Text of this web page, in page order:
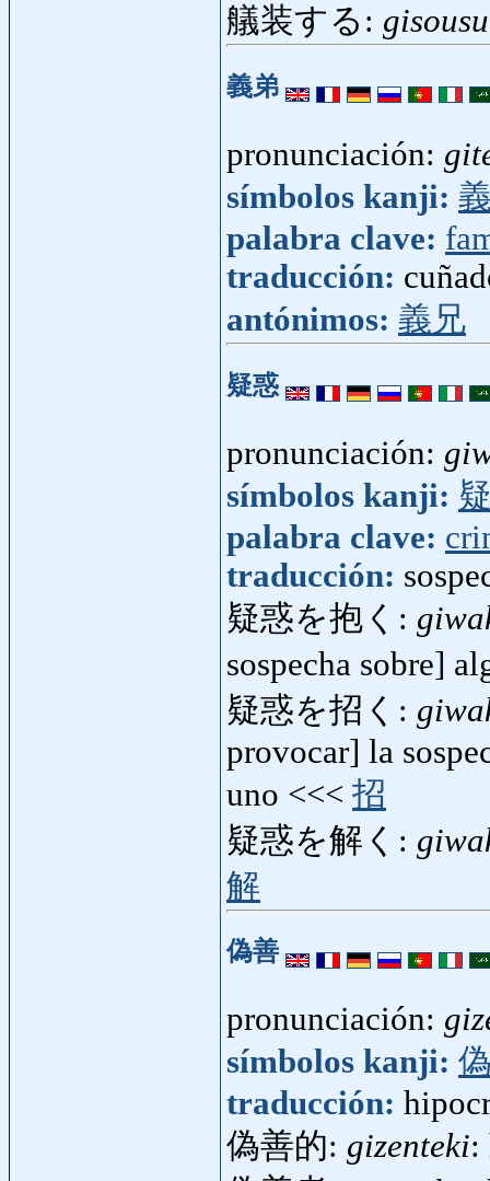
艤装する:
義弟
pronunciación:
símbolos kanji:
palabra clave:
traducción:
antónimos: 義兄
疑惑
pronunciación:
símbolos kanji:
palabra clave:
traducción:
疑惑を抱く:
sospecha sobre]
疑惑を招く:
provocar] la
uno <<< 招
疑惑を解く:
解
偽善
pronunciación:
símbolos kanji:
traducción:
偽善的: gizenteki: